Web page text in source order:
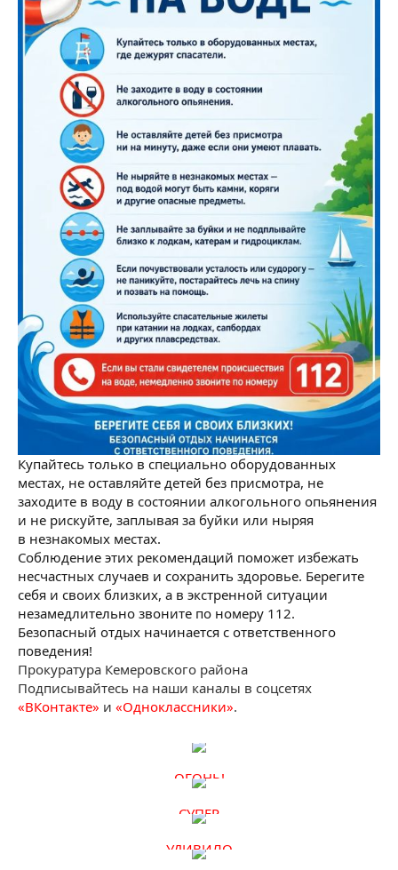
Купайтесь только в специально оборудованных
местах, не оставляйте детей без присмотра, не
заходите в воду в состоянии алкогольного опьянения
и не рискуйте, заплывая за буйки или ныряя
в незнакомых местах.
Соблюдение этих рекомендаций поможет избежать
несчастных случаев и сохранить здоровье. Берегите
себя и своих близких, а в экстренной ситуации
незамедлительно звоните по номеру 112.
Безопасный отдых начинается с ответственного
поведения!
Прокуратура Кемеровского района
Подписывайтесь на наши каналы в соцсетях
«ВКонтакте» и «Одноклассники».
ОГОНЬ!
СУПЕР
УДИВИЛО